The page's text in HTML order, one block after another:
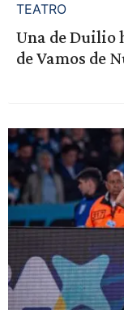
TEATRO
Una de Duilio
de Vamos de